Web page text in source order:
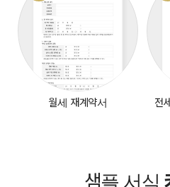
월세 재계약서 전
샘플 서식